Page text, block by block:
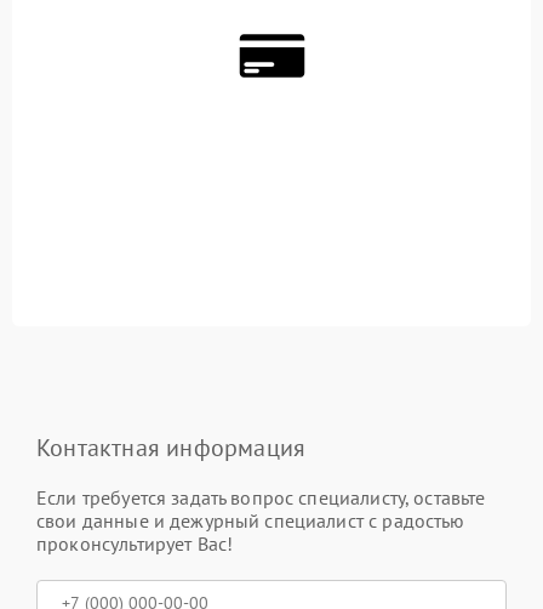
Контактная информация
Если требуется задать вопрос специалисту, оставьте
свои данные и дежурный специалист с радостью
проконсультирует Вас!